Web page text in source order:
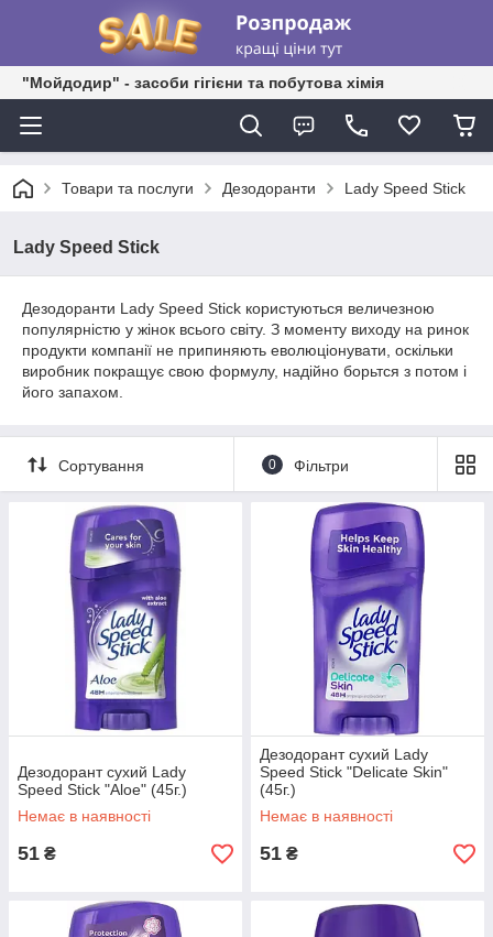
"Мойдодир" - засоби гігієни та побутова хімія
Товари та послуги Дезодоранти Lady Speed Stick
Lady Speed Stick
Дезодоранти Lady Speed Stick користуються величезною
популярністю у жінок всього світу. З моменту виходу на ринок
продукти компанії не припиняють еволюціонувати, оскільки
виробник покращує свою формулу, надійно борьтся з потом і
його запахом.
Сортування 0 Фільтри
Дезодорант сухий Lady
Speed Stick "Aloe" (45г.)
Немає в наявності
51 ₴
Дезодорант сухий Lady
Speed Stick "Delicate Skin"
(45г.)
Немає в наявності
51 ₴